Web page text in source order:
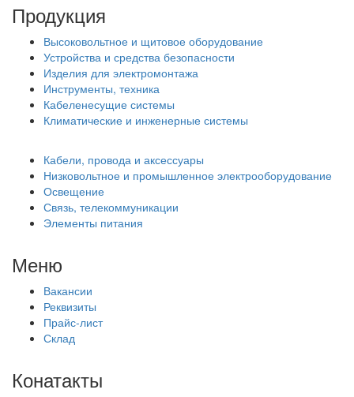
Продукция
Высоковольтное и щитовое оборудование
Устройства и средства безопасности
Изделия для электромонтажа
Инструменты, техника
Кабеленесущие системы
Климатические и инженерные системы
Кабели, провода и аксессуары
Низковольтное и промышленное электрооборудование
Освещение
Связь, телекоммуникации
Элементы питания
Меню
Вакансии
Реквизиты
Прайс-лист
Склад
Конатакты